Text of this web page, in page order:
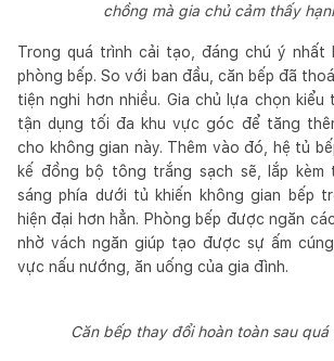
chồng mà gia chủ cảm thấy
Trong quá trình cải tạo, đáng chú ý nhất
phòng bếp. So với ban đầu, căn bếp đã
tiện nghi hơn nhiều. Gia chủ lựa chọn kiểu
tận dụng tối đa khu vực góc để tăng
cho không gian này. Thêm vào đó, hệ tủ
kế đồng bộ tông trắng sạch sẽ, lắp kèm
sáng phía dưới tủ khiến không gian bếp
hiện đại hơn hẳn. Phòng bếp được ngăn
nhờ vách ngăn giúp tạo được sự ấm
vực nấu nướng, ăn uống của gia đình.
Căn bếp thay đổi hoàn toàn sau quá